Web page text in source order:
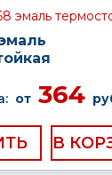
от 364